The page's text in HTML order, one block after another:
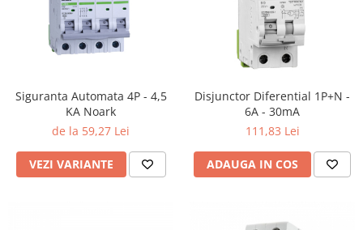
Siguranta Automata 4P - 4,5
KA Noark
de la 59,27 Lei
VEZI VARIANTE
Disjunctor Diferential 1P+N -
6A - 30mA
111,83 Lei
ADAUGA IN COS